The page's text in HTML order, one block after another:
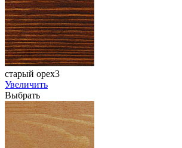
старый орех3
Увеличить
Выбрать